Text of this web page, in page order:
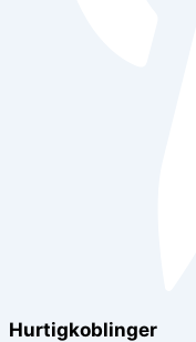
Hurtigkoblinger